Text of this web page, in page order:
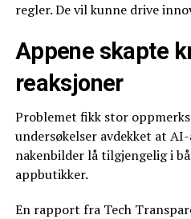
regler. De vil kunne drive
Appene skapte
reaksjoner
Problemet fikk stor
undersøkelser avdekket at
nakenbilder lå tilgjengelig i
appbutikker.
En rapport fra Tech